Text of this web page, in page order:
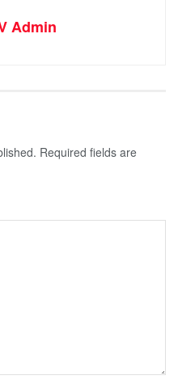
Admin
Required fields are